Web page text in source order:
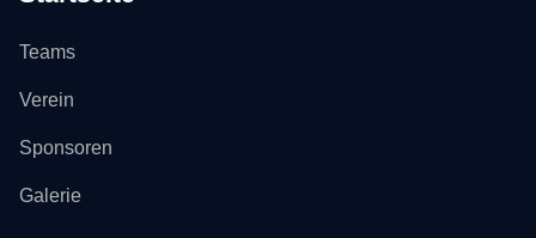
Teams
Verein
Sponsoren
Galerie